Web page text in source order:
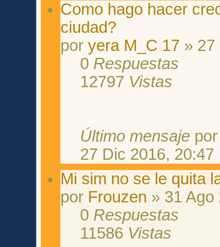
Como hago hacer
ciudad?
poryera M_C 17 » 27
0 Respuestas
12797 Vistas
Último mensaje
27 Dic 2016, 20:47
Mi sim no se le quita
por Frouzen » 31 Ago
0 Respuestas
11586 Vistas